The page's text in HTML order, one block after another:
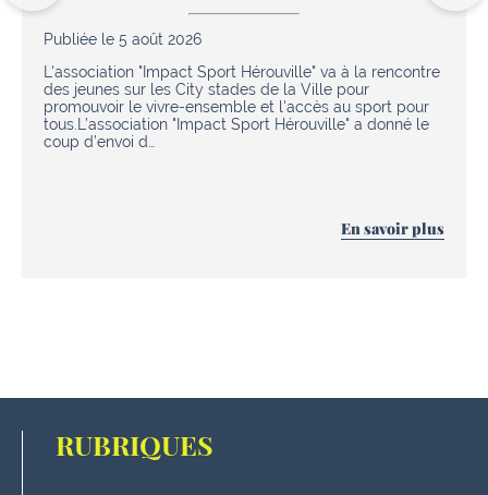
Publiée le 5 août 2026
L'association "Impact Sport Hérouville" va à la rencontre
des jeunes sur les City stades de la Ville pour
promouvoir le vivre-ensemble et l'accès au sport pour
tous.L’association "Impact Sport Hérouville" a donné le
coup d’envoi d…
En savoir plus
RUBRIQUES